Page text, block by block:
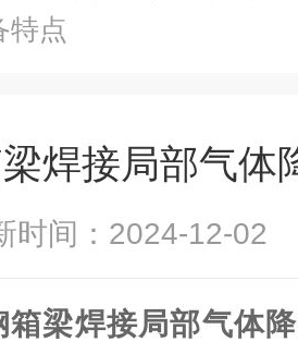
特点
焊接局部气体
时间：2024-12-
箱梁焊接局部气体